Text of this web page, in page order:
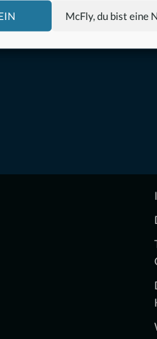
McFly, du bist eine